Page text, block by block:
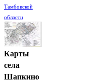
Тамбовской
области
Карты
села
Шапкино